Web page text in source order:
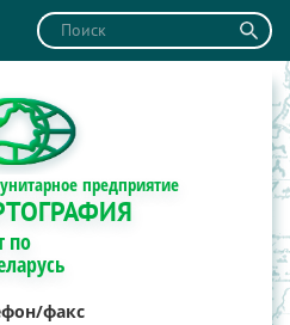
предприятие
по
факс